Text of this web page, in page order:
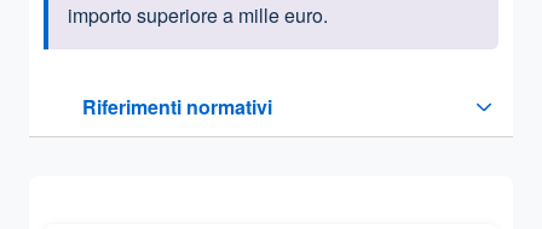
importo superiore a mille euro.
Riferimenti normativi
Sezione compressa